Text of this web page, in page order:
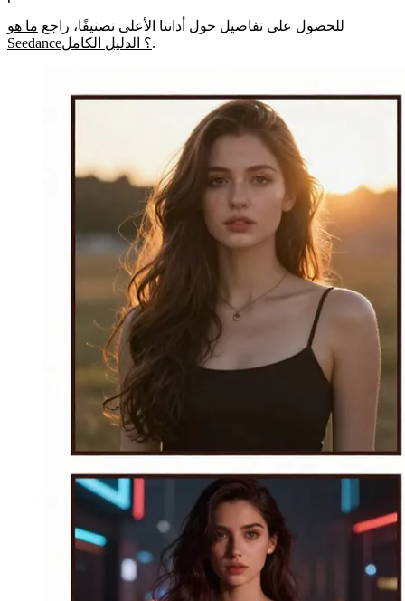
للحصول على تفاصيل حول أداتنا الأعلى تصنيفًا، راجع ما هو
Seedance؟ الدليل الكامل.